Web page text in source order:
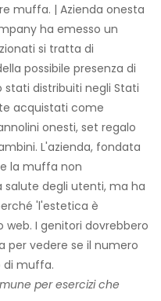
muffa. | Azienda onesta
ha emesso un
si tratta di
possibile presenza di
distribuiti negli Stati
acquistati come
onesti, set regalo
L'azienda, fondata
la muffa non
degli utenti, ma ha
'l'estetica è
I genitori dovrebbero
per vedere se il numero
di muffa.
per esercizi che